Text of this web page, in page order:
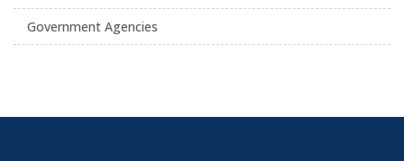
Government Agencies